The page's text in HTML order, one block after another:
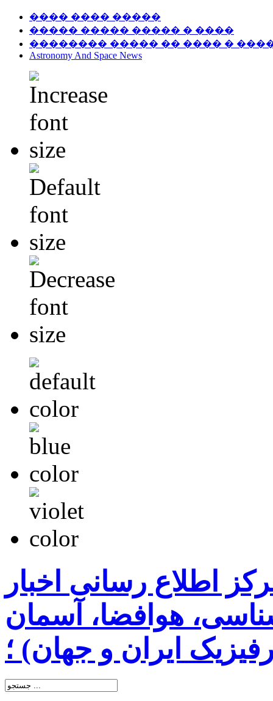
���� ���� �����
����� ����� ����� � ����
�������� ����� �� ���� �
Astronomy And Space News
اطلاع رسانی اخبار
هوافضا، آسمان
ایران و جهان) ؛